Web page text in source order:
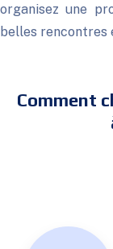
organisez une
belles rencontres
Comment